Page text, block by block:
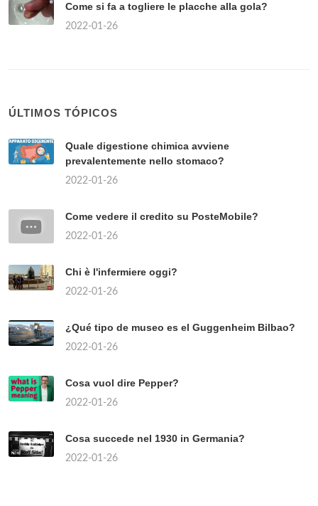
Come si fa a togliere le placche alla gola?
2022-01-26
ÚLTIMOS TÓPICOS
Quale digestione chimica avviene
prevalentemente nello stomaco?
2022-01-26
Come vedere il credito su PosteMobile?
2022-01-26
Chi è l'infermiere oggi?
2022-01-26
¿Qué tipo de museo es el Guggenheim Bilbao?
2022-01-26
Cosa vuol dire Pepper?
2022-01-26
Cosa succede nel 1930 in Germania?
2022-01-26